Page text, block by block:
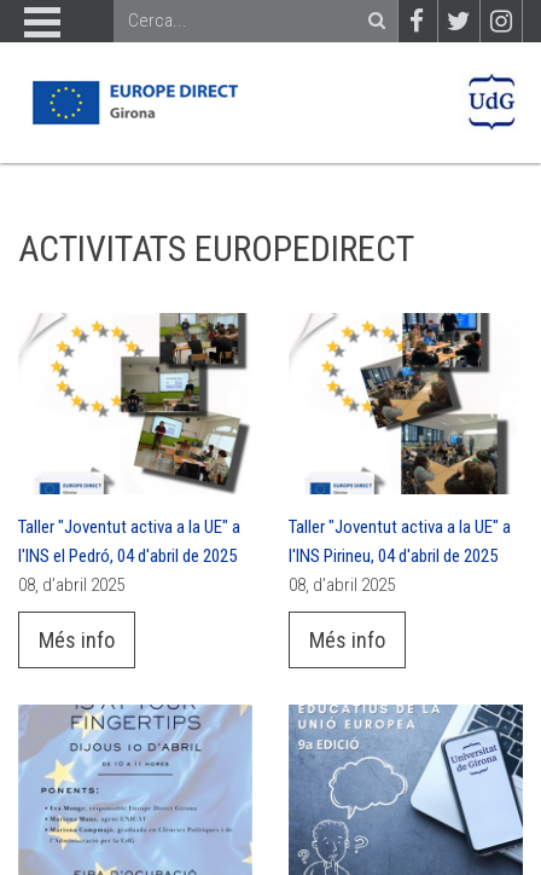
ACTIVITATS EUROPEDIRECT
Taller "Joventut activa a la UE" a
l'INS el Pedró, 04 d'abril de 2025
08, d’abril 2025
Més info
Taller "Joventut activa a la UE" a
l'INS Pirineu, 04 d'abril de 2025
08, d’abril 2025
Més info